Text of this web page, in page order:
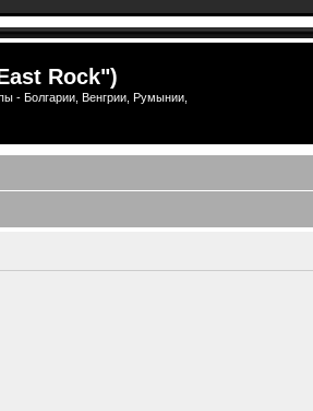
Rock")
- Болгарии, Венгрии, Румынии,